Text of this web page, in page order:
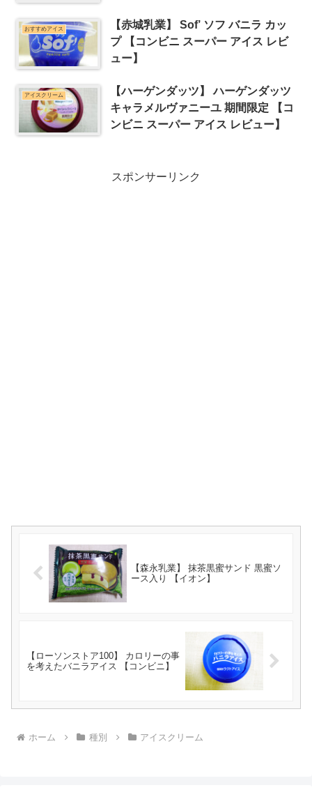
おすすめアイス
【赤城乳業】 Sof’ ソフ バニラ カッ
プ 【コンビニ スーパー アイス レビ
ュー】
アイスクリーム
【ハーゲンダッツ】 ハーゲンダッツ
キャラメルヴァニーユ 期間限定 【コ
ンビニ スーパー アイス レビュー】
スポンサーリンク
【森永乳業】 抹茶黒蜜サンド 黒蜜ソ
ース入り 【イオン】
【ローソンストア100】 カロリーの事
を考えたバニラアイス 【コンビニ】
ホーム 種別 アイスクリーム